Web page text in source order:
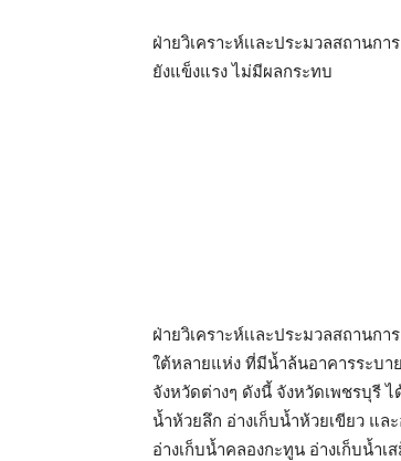
ฝ่ายวิเคราะห์เเละประมวลสถาน
ยังแข็งแรง ไม่มีผลกระทบ
ฝ่ายวิเคราะห์เเละประมวลสถาน
ใต้หลายแห่ง ที่มีน้ำล้นอาคารระบา
จังหวัดต่างๆ ดังนี้ จังหวัดเพชรบุรี
นํ้าห้วยลึก อ่างเก็บนํ้าห้วยเขียว แล
อ่างเก็บนํ้าคลองกะทูน อ่างเก็บน้ำ